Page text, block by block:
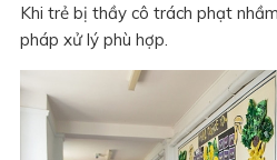
Khi trẻ bị thầy cô trách phạt
pháp xử lý phù hợp.